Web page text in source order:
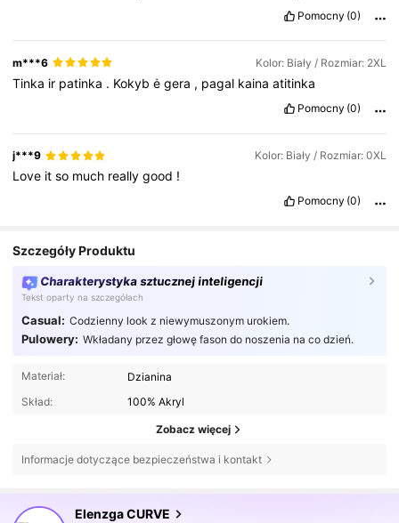
Pomocny (0)
m***6 Kolor: Biały / Rozmiar: 2XL
Tinka ir patinka . Kokybėgera , pagal kainaatitinka
Pomocny (0)
j***9 Kolor: Biały / Rozmiar: 0XL
Love itso much reallygood !
Pomocny (0)
Szczegóły Produktu
Charakterystyka sztucznej inteligencji
Tekst oparty na szczegółach
Casual: Codzienny look z niewymuszonym urokiem.
Pulowery: Wkładany przez głowę fason do noszenia na co dzień.
Materiał:
Dzianina
Skład:
100% Akryl
Zobacz więcej
Informacje dotyczące bezpieczeństwa i kontakt
Elenzga CURVE